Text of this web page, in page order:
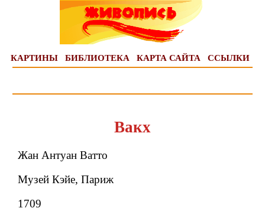
КАРТИНЫ БИБЛИОТЕКА КАРТА САЙТА ССЫЛКИ
Вакх
Жан Антуан Ватто
Музей Кэйе, Париж
1709